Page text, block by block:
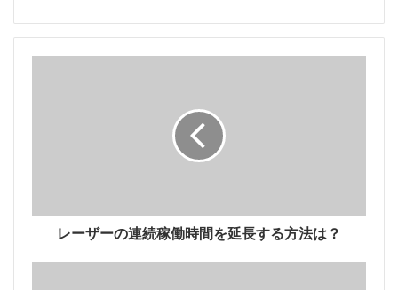
1923年に設立されたTRUMPFグループは、産業生産工
作機械およびレーザーの分野における世界市場および技
術リーダーの1つです。 90年以上の開発の後、
レーザーの連続稼働時間を延長する方法は？